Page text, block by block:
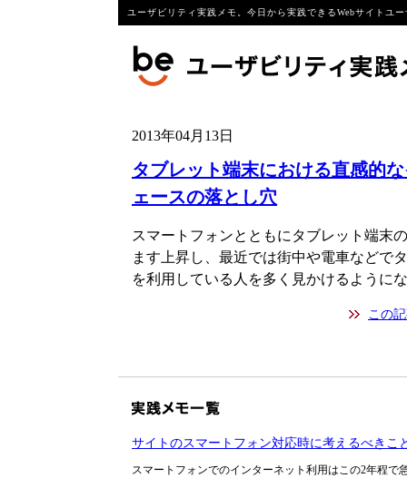
ユーザビリティ実践メモ。今日から実践できるWebサイトユ
2013年04月13日
タブレット端末における直感的
ェースの落とし穴
スマートフォンとともにタブレット端末
ます上昇し、最近では街中や電車などで
を利用している人を多く見かけるように
この
サイトのスマートフォン対応時に考えるべきこ
スマートフォンでのインターネット利用はこの2年程で